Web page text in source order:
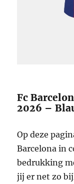
Fc
2026 –
Op deze
Barcelona in
bedrukking
jij er net zo